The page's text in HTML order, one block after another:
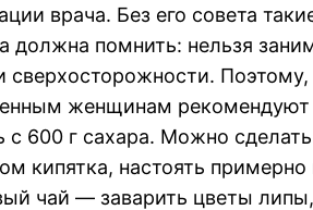
врача. Без его совета
должна помнить: нельзя
сверхосторожности. Поэтому,
женщинам рекомендуют
с 600 г сахара. Можно
кипятка, настоять
чай — заварить цветы